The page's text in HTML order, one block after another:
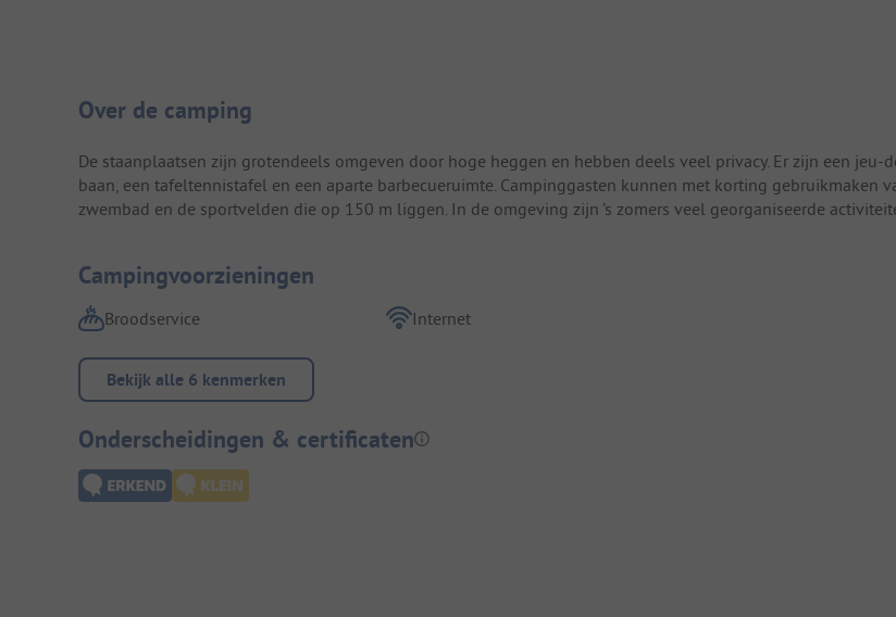
Camping introductie
Over de camping
De staanplaatsen zijn grotendeels omgeven door hoge heggen en hebben deels veel privacy. Er zijn een jeu-
baan, een tafeltennistafel en een aparte barbecueruimte. Campinggasten kunnen met korting gebruikmaken
zwembad en de sportvelden die op 150 m liggen. In de omgeving zijn ’s zomers veel georganiseerde
Campingvoorzieningen
Broodservice Internet
Bekijk alle 6 kenmerken
Onderscheidingen & certificaten